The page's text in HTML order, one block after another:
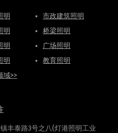
明
市政建筑照明
明
桥梁照明
明
广场照明
明
教育照明
域>>
丰泰路3号之八(灯港照明工业